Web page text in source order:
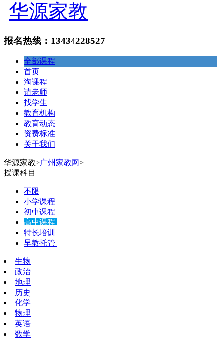
华源家教
报名热线：13434228527
全部课程
首页
淘课程
请老师
找学生
教育机构
教育动态
资费标准
关于我们
华源家教>广州家教网>
授课科目
不限|
小学课程 |
初中课程 |
高中课程|
特长培训 |
早教托管 |
生物
政治
地理
历史
化学
物理
英语
数学